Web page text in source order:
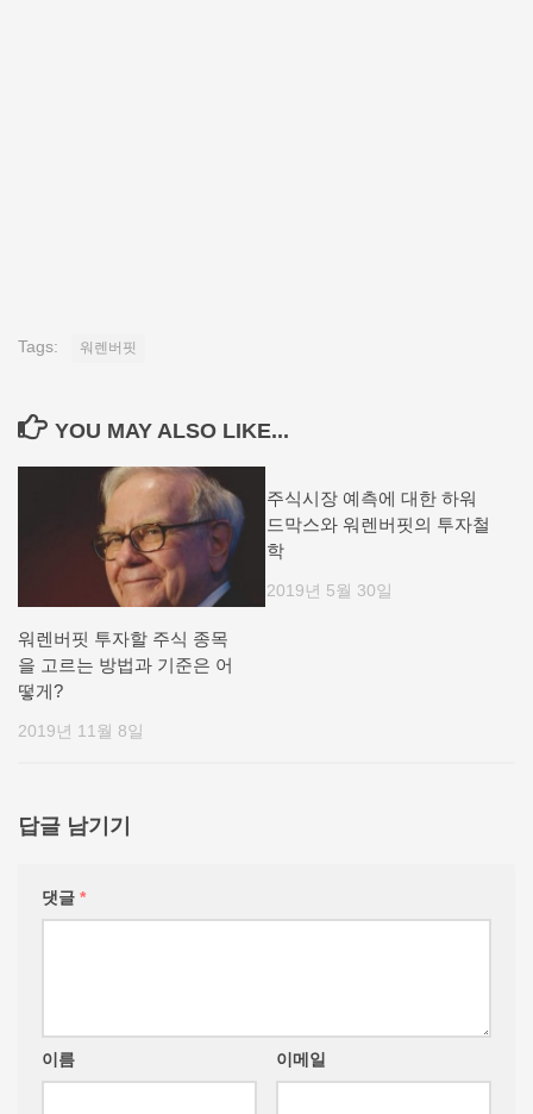
Tags: 워렌버핏
YOU MAY ALSO LIKE...
워렌버핏 투자할 주식 종목
을 고르는 방법과 기준은 어
떻게?
2019년 11월 8일
주식시장 예측에 대한 하워
드막스와 워렌버핏의 투자철
학
2019년 5월 30일
답글 남기기
댓글 *
이름 이메일